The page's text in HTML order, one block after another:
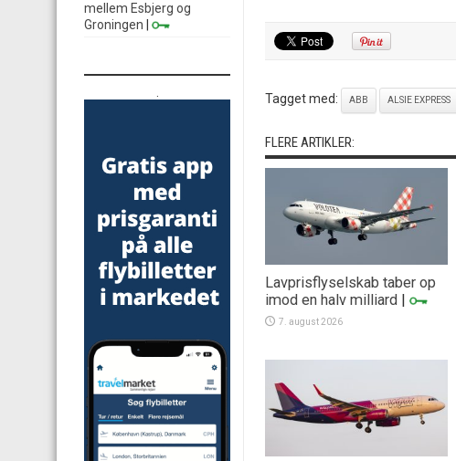
Tagget med: ABB ALSIE EXPRESS
FLERE ARTIKLER:
Lavprisflyselskab taber op
imod en halv milliard
7. august 2026
mellem Esbjerg og
Groningen